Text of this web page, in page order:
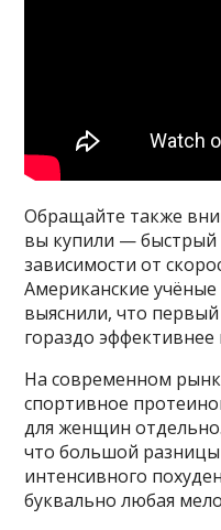
Обращайте также
вы купили —
зависимости от
Американские
выяснили, что
гораздо эффективнее
На современном
спортивное
для женщин
что большой
интенсивного
буквально любая